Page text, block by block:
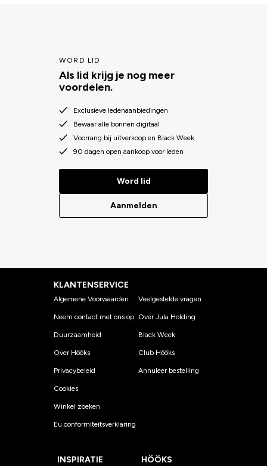
WORD LID
Als lid krijg je nog meer
voordelen.
Exclusieve ledenaanbiedingen
Bewaar alle bonnen digitaal
Voorrang bij uitverkoop en Black Week
90 dagen open aankoop voor leden
Word lid
Aanmelden
KLANTENSERVICE
Algemene Voorwaarden
Neem contact met ons op
Duurzaamheid
Over Hööks
Privacybeleid
Cookies
Winkel zoeken
Eu conformiteitsverklaring
Veelgestelde vragen
Over Jula Holding
Black Week
Club Hööks
Annuleer bestelling
INSPIRATIE
HÖÖKS